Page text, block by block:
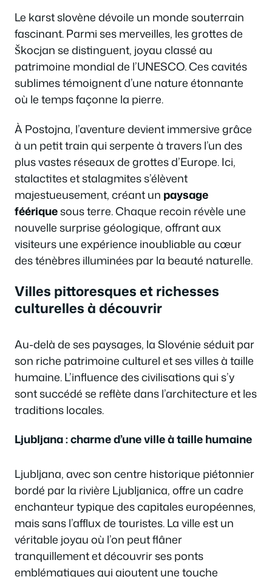
Le karst slovène dévoile un monde souterrain
fascinant. Parmi ses merveilles, les grottes de
Škocjan se distinguent, joyau classé au
patrimoine mondial de l’UNESCO. Ces cavités
sublimes témoignent d’une nature étonnante
où le temps façonne la pierre.
À Postojna, l’aventure devient immersive grâce
à un petit train qui serpente à travers l’un des
plus vastes réseaux de grottes d’Europe. Ici,
stalactites et stalagmites s’élèvent
majestueusement, créant un paysage
féériquesous terre. Chaque recoin révèle une
nouvelle surprise géologique, offrant aux
visiteurs une expérience inoubliable au cœur
des ténèbres illuminées par la beauté naturelle.
Villes pittoresques et richesses
culturelles à découvrir
Au-delà de ses paysages, la Slovénie séduit par
son riche patrimoine culturel et ses villes à taille
humaine. L’influence des civilisations qui s’y
sont succédé se reflète dans l’architecture et les
traditions locales.
Ljubljana : charme d’une ville à taille humaine
Ljubljana, avec son centre historique piétonnier
bordé par la rivière Ljubljanica, offre un cadre
enchanteur typique des capitales européennes,
mais sans l’afflux de touristes. La ville est un
véritable joyau où l’on peut flâner
tranquillement et découvrir ses ponts
emblématiques qui ajoutent une touche